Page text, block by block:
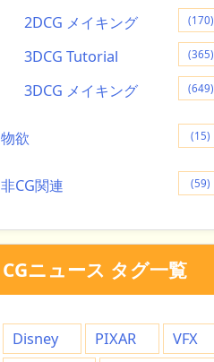
2DCG メイキング (170)
3DCG Tutorial (365)
3DCG メイキング (649)
物欲 (15)
非CG関連 (59)
CGニュース タグ一覧
Disney PIXAR
VFX